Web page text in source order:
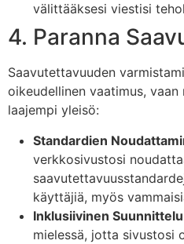
välittääksesi viestisi
4. Paranna
Saavutettavuuden
oikeudellinen vaatimus,
laajempi yleisö:
Standardien
verkkosivustosi
käyttäjiä, myös
Inklusiivinen
mielessä, jotta sivustosi